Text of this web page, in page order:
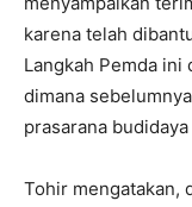
karena telah
Langkah Pemda
dimana
prasarana
Tohir mengatakan,